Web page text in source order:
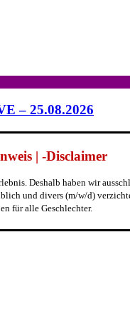
– 25.08.2026
| -Disclaimer
Deshalb haben wir
und divers (m/w/d)
für alle Geschlechter.